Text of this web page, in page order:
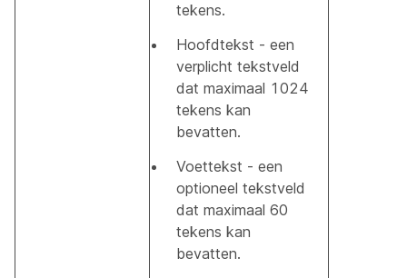
tekens.
Hoofdtekst - een
verplicht tekstveld
dat maximaal 1024
tekens kan
bevatten.
Voettekst - een
optioneel tekstveld
dat maximaal 60
tekens kan
bevatten.